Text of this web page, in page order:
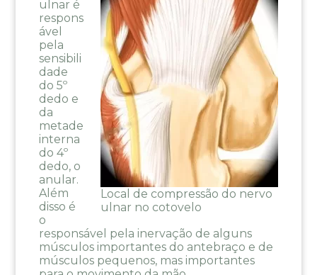
Local de compressão do nervo
ulnar no cotovelo
ulnar é
respons
ável
pela
sensibili
dade
do 5º
dedo e
da
metade
interna
do 4º
dedo, o
anular.
Além
disso é
o
responsável pela inervação de alguns
músculos importantes do antebraço e de
músculos pequenos, mas importantes